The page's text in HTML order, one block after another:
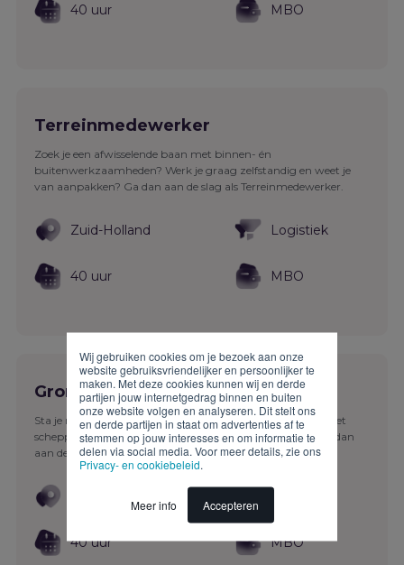
Wij gebruiken cookies om je bezoek aan onze
website gebruiksvriendelijker en persoonlijker te
maken. Met deze cookies kunnen wij en derde
partijen jouw internetgedrag binnen en buiten
onze website volgen en analyseren. Dit stelt ons
en derde partijen in staat om advertenties af te
stemmen op jouw interesses en om informatie te
delen via social media. Voor meer details, zie ons
Privacy- en cookiebeleid
Meer info Accepteren
40 uur MBO
Terreinmedewerker
Zoek je een afwisselende baan met binnen- én
buitenwerkzaamheden? Werk je graag zelfstandig en weet je
van aanpakken? Ga dan aan de slag als Terreinmedewerker.
Zuid-Holland Logistiek
40 uur MBO
Grondwerker/Vakman GWW
Sta je met beide benen op de grond, kan je uit de voeten met
scheppen en harken en maak je graag je handen vies? Ga dan
aan de slag als Grondwerker/Vakman GWW...
40 uur MBO